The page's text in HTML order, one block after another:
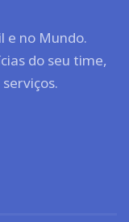
e no Mundo.
do seu time,